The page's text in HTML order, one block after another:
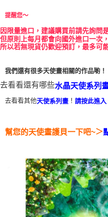
提醒您～
因 限量進口，建議購買前請先詢問
但原則上每月都會向國外進口一次，
所以若無現貨仍歡迎預訂，最多可
我們還有很多天使畫相關的作品喲！
去看看還有哪些水晶天使系列
去看看其他天使系列畫 ！ 請按此進入
幫您的天使畫護貝一下吧~＞